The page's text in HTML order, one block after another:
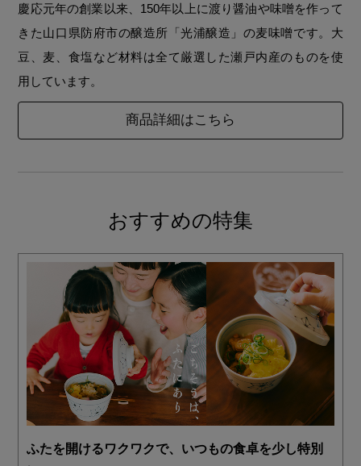
慶応元年の創業以来、150年以上に渡り醤油や味噌を作って
きた山口県防府市の醸造所「光浦醸造」の麦味噌です。大
豆、麦、食塩など材料は全て厳選した瀬戸内産のものを使
用しています。
商品詳細はこちら
おすすめの特集
ふたを開けるワクワクで、いつもの食卓を少し特別